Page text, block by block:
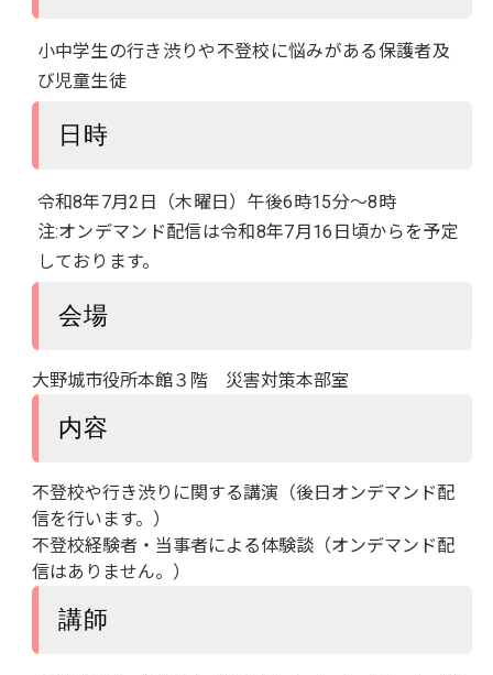
小中学生の行き渋りや不登校に悩みがある保護者及
び児童生徒
日時
令和8年7月2日（木曜日）午後6時15分～8時
注:オンデマンド配信は令和8年7月16日頃からを予定
しております。
会場
大野城市役所本館３階 災害対策本部室
内容
不登校や行き渋りに関する講演（後日オンデマンド配
信を行います。）
不登校経験者・当事者による体験談（オンデマンド配
信はありません。）
講師